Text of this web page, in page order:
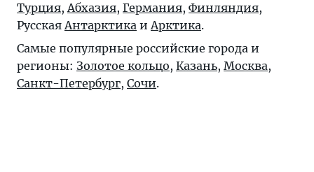
Турция,Абхазия, Германия, Финляндия,
РусскаяАнтарктика иАрктика.
Самые популярные российские города и
регионы: Золотое кольцо, Казань, Москва,
Санкт-Петербург, Сочи.